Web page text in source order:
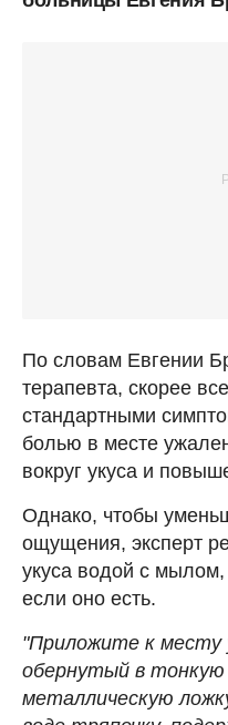
По словам Евгении
терапевта, скорее
стандартными
болью в месте
вокруг укуса и
Однако, чтобы
ощущения, эксперт
укуса водой с мылом,
если оно есть.
"Приложите к месту
обернутый в тонкую
металлическую